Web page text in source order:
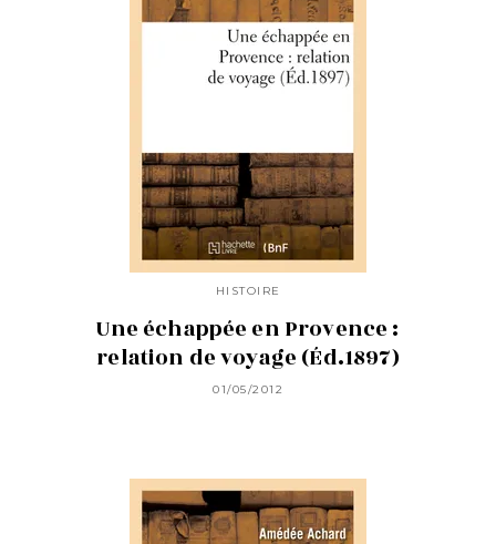
HISTOIRE
Une échappée en Provence :
relation de voyage (Éd.1897)
01/05/2012